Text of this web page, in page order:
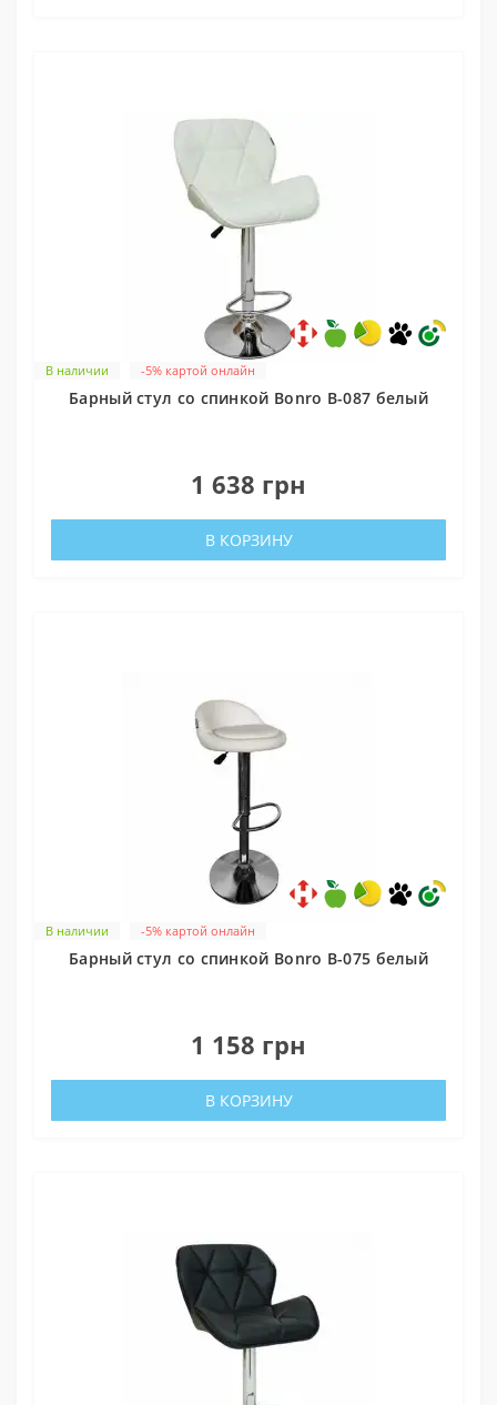
В наличии -5% картой онлайн
Барный стул со спинкой Bonro B-087 белый
1 638 грн
В КОРЗИНУ
В наличии -5% картой онлайн
Барный стул со спинкой Bonro B-075 белый
1 158 грн
В КОРЗИНУ